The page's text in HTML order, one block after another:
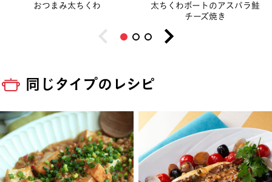
おつまみ太ちくわ
太ちくわボートのアスパラ鮭
チーズ焼き
同じタイプのレシピ